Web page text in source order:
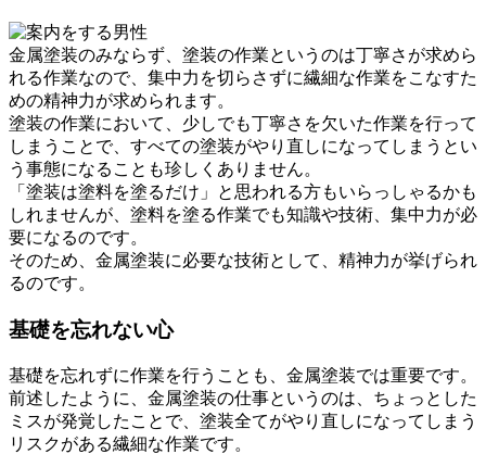
金属塗装のみならず、塗装の作業というのは丁寧さが求めら
れる作業なので、集中力を切らさずに繊細な作業をこなすた
めの精神力が求められます。
塗装の作業において、少しでも丁寧さを欠いた作業を行って
しまうことで、すべての塗装がやり直しになってしまうとい
う事態になることも珍しくありません。
「塗装は塗料を塗るだけ」と思われる方もいらっしゃるかも
しれませんが、塗料を塗る作業でも知識や技術、集中力が必
要になるのです。
そのため、金属塗装に必要な技術として、精神力が挙げられ
るのです。
基礎を忘れない心
基礎を忘れずに作業を行うことも、金属塗装では重要です。
前述したように、金属塗装の仕事というのは、ちょっとした
ミスが発覚したことで、塗装全てがやり直しになってしまう
リスクがある繊細な作業です。